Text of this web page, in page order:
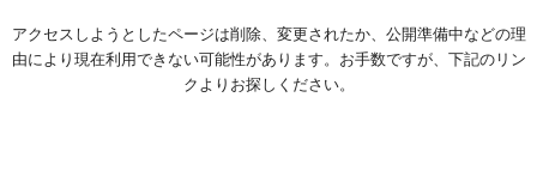
アクセスしようとしたページは削除、変更されたか、公開準備中などの理
由により現在利用できない可能性があります。お手数ですが、下記のリン
クよりお探しください。